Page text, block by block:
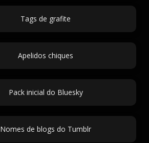
Tags de grafite
Apelidos chiques
Pack inicial do Bluesky
Nomes de blogs do Tumblr